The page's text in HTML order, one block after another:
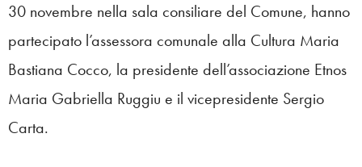
30 novembre nella sala consiliare del Comune, hanno
partecipato l’assessora comunale alla Cultura Maria
Bastiana Cocco, la presidente dell’associazione Etnos
Maria Gabriella Ruggiu e il vicepresidente Sergio
Carta.